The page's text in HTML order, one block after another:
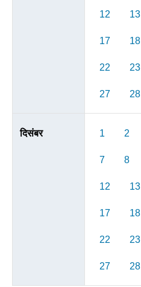
12 13
17 18
22 23
27 28
दिसंबर 1 2
7 8
12 13
17 18
22 23
27 28